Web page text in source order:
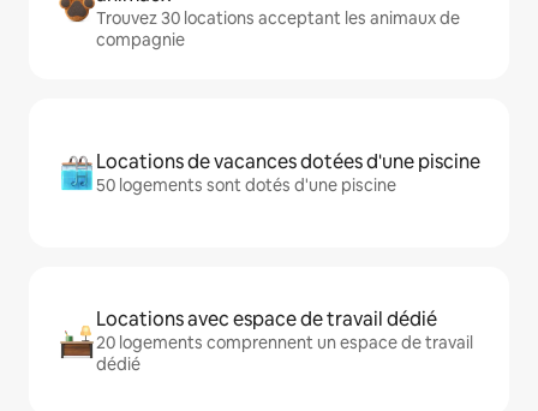
Trouvez 30 locations acceptant les animaux de
compagnie
Locations de vacances dotées d'une piscine
50 logements sont dotés d'une piscine
Locations avec espace de travail dédié
20 logements comprennent un espace de travail
dédié